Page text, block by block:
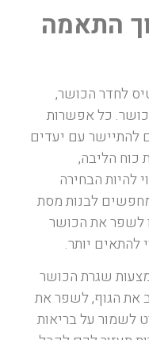
התאמה
לחדר הכושר,
כל אפשרות
להתיישר עם יעדים
הליבה,
להיות הבחירה
לבנות מסת
לשפר את הכושר
להתאים יותר.
שגרת הכושר
הגוף, לשפר את
לשמור על בריאות